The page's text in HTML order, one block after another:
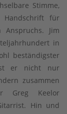
Stimme,
für
Anspruchs. Jim
in
beständigster
er nicht nur
zusammen
Greg Keelor
Hin und